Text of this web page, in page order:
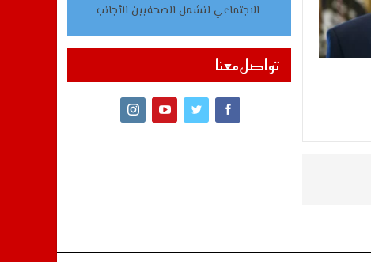
الاجتماعي لتشمل الصحفيين الأجانب
تواصل معنا